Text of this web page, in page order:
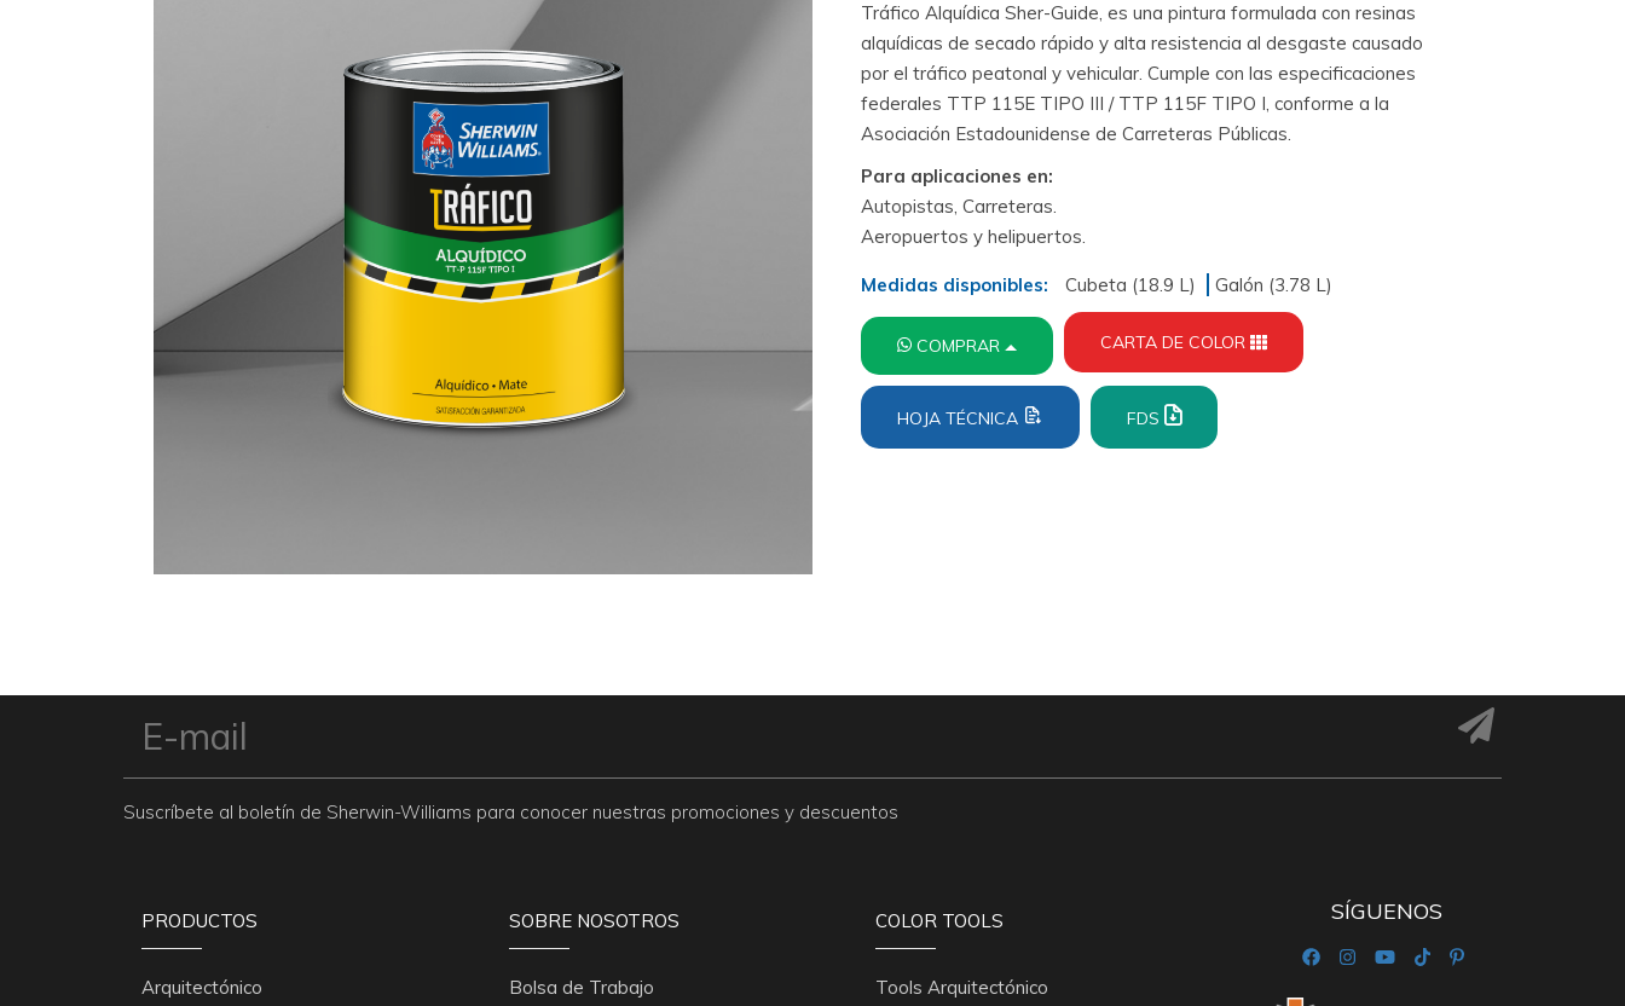
Tráfico Alquídica Sher-Guide, es una pintura formulada con resinas
alquídicas de secado rápido y alta resistencia al desgaste causado
por el tráfico peatonal y vehicular. Cumple con las especificaciones
federales TTP 115E TIPO III / TTP 115F TIPO I, conforme a la
Asociación Estadounidense de Carreteras Públicas.
Para aplicaciones en:
Autopistas, Carreteras.
Aeropuertos y helipuertos.
Medidas disponibles: Cubeta (18.9 L) Galón (3.78 L)
COMPRAR CARTA DE COLOR
HOJA TÉCNICA FDS
Suscríbete al boletín de Sherwin-Williams para conocer nuestras promociones y descuentos
PRODUCTOS
Arquitectónico
SOBRE NOSOTROS
Bolsa de Trabajo
COLOR TOOLS
Tools Arquitectónico
SÍGUENOS